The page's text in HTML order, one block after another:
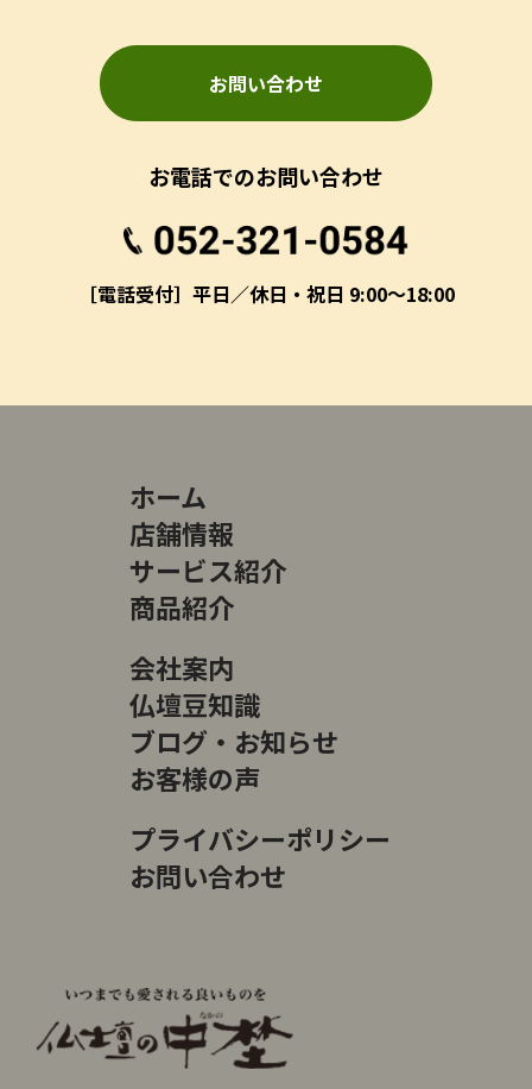
お問い合わせ
お電話でのお問い合わせ
［電話受付］平日／休日・祝日 9:00～18:00
ホーム
店舗情報
サービス紹介
商品紹介
会社案内
仏壇豆知識
ブログ・お知らせ
お客様の声
プライバシーポリシー
お問い合わせ